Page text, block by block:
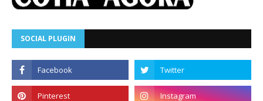
SOCIAL PLUGIN